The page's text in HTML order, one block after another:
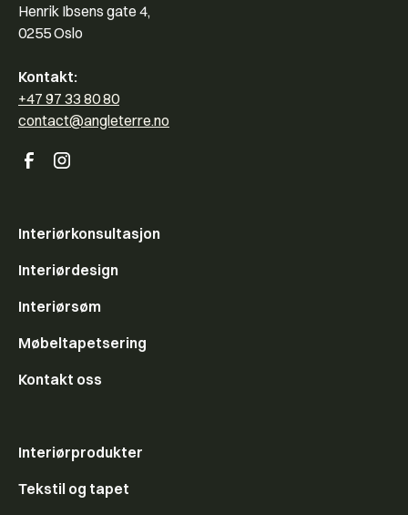
Henrik Ibsens gate 4,
0255 Oslo
Kontakt:
+47 97 33 80 80
contact@angleterre.no
Interiørkonsultasjon
Interiørdesign
Interiørsøm
Møbeltapetsering
Kontakt oss
Interiørprodukter
Tekstil og tapet